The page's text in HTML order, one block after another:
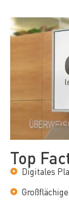
Top
Digitales